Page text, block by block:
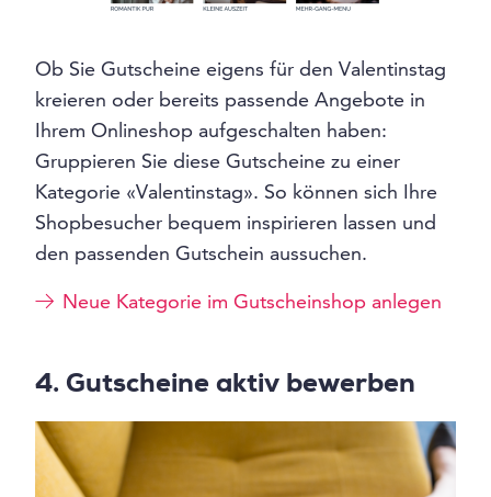
Ob Sie Gutscheine eigens für den Valentinstag
kreieren oder bereits passende Angebote in
Ihrem Onlineshop aufgeschalten haben:
Gruppieren Sie diese Gutscheine zu einer
Kategorie «Valentinstag». So können sich Ihre
Shopbesucher bequem inspirieren lassen und
den passenden Gutschein aussuchen.
Neue Kategorie im Gutscheinshop anlegen
4. Gutscheine aktiv bewerben